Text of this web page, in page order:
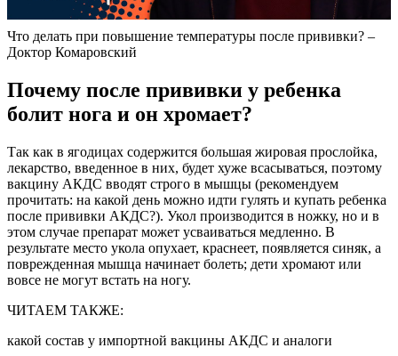
Что делать при повышение температуры после прививки? –
Доктор Комаровский
Почему после прививки у ребенка
болит нога и он хромает?
Так как в ягодицах содержится большая жировая прослойка,
лекарство, введенное в них, будет хуже всасываться, поэтому
вакцину АКДС вводят строго в мышцы (рекомендуем
прочитать: на какой день можно идти гулять и купать ребенка
после прививки АКДС?). Укол производится в ножку, но и в
этом случае препарат может усваиваться медленно. В
результате место укола опухает, краснеет, появляется синяк, а
поврежденная мышца начинает болеть; дети хромают или
вовсе не могут встать на ногу.
ЧИТАЕМ ТАКЖЕ:
какой состав у импортной вакцины АКДС и аналоги